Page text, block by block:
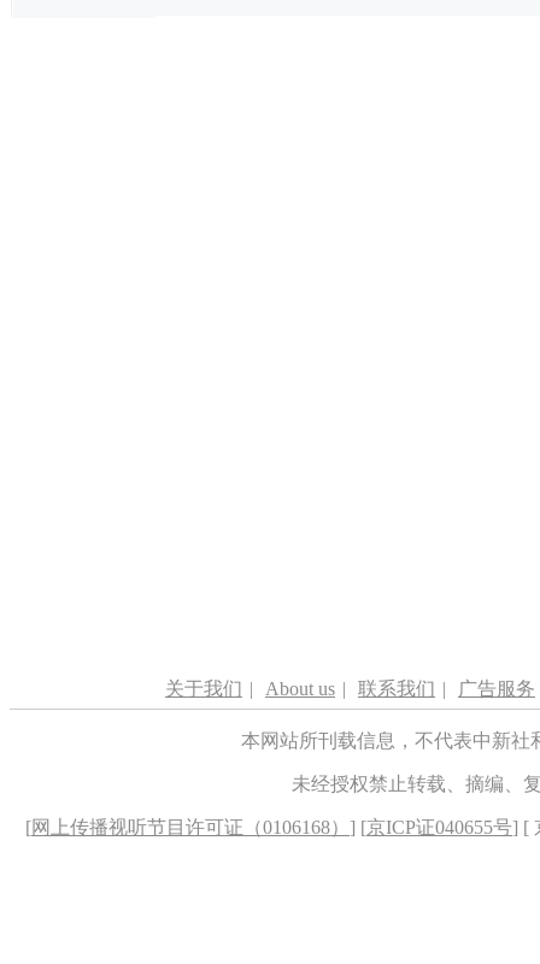
关于我们 | About us | 联系我们 | 广告服务
本网站所刊载信息，不代表中新
未经授权禁止转载、摘编、
[网上传播视听节目许可证（0106168） ] [京ICP证040655号] [